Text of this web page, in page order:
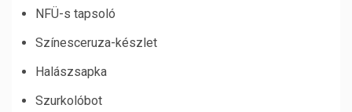
NFÜ-s tapsoló
Színesceruza-készlet
Halászsapka
Szurkolóbot